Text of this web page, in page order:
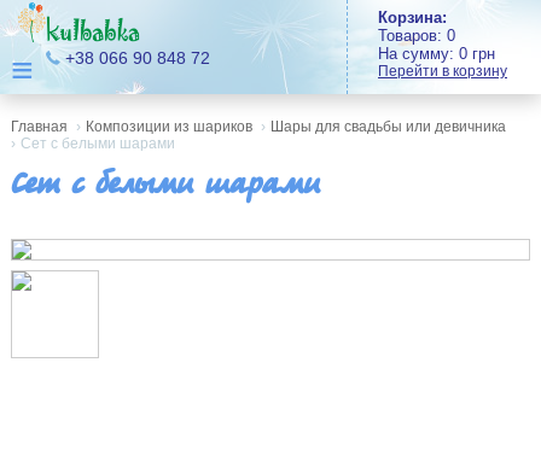
≡ +38 066 90 848 72
Корзина:
Товаров: 0
На сумму: 0 грн
Перейти в корзину
Главная › Композиции из шариков › Шары для свадьбы или девичника
› Сет с белыми шарами
Сет с белыми шарами